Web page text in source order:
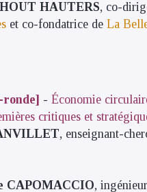
HAUTERS, co-
et co-fondatrice de La
ronde] - Économie
critiques et
, enseignant-
CAPOMACCIO,